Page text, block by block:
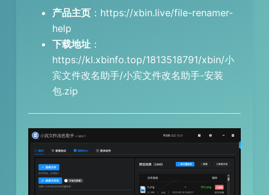
产品主页：https://xbin.live/file-renamer-
help
下载地址：
https://kl.xbinfo.top/1813518791/xbin/小
宾文件改名助手/小宾文件改名助手-安装
包.zip